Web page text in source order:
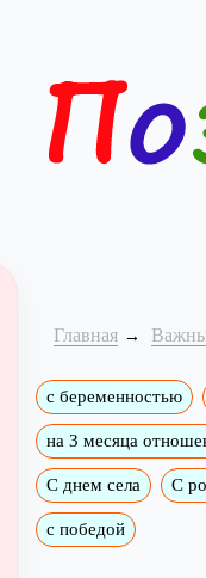
Главная
с беременностью
на 3 месяца
С днем села С
с победой